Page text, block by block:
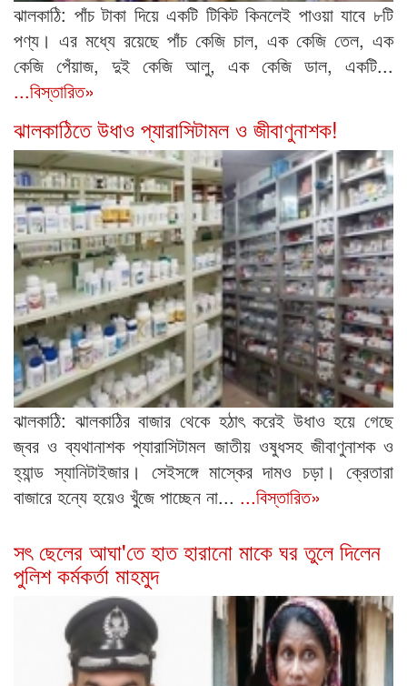
ঝালকাঠি: পাঁচ টাকা দিয়ে একটি টিকিট কিনলেই পাওয়া যাবে ৮টি
পণ্য। এর মধ্যে রয়েছে পাঁচ কেজি চাল, এক কেজি তেল, এক
কেজি পেঁয়াজ, দুই কেজি আলু, এক কেজি ডাল, একটি...
...বিস্তারিত»
ঝালকাঠিতে উধাও প্যারাসিটামল ও জীবাণুনাশক!
ঝালকাঠি: ঝালকাঠির বাজার থেকে হঠাৎ করেই উধাও হয়ে গেছে
জ্বর ও ব্যথানাশক প্যারাসিটামল জাতীয় ওষুধসহ জীবাণুনাশক ও
হ্যান্ড স্যানিটাইজার। সেইসঙ্গে মাস্কের দামও চড়া। ক্রেতারা
বাজারে হন্যে হয়েও খুঁজে পাচ্ছেন না... ...বিস্তারিত»
সৎ ছেলের আঘা'তে হাত হারানো মাকে ঘর তুলে দিলেন
পুলিশ কর্মকর্তা মাহমুদ